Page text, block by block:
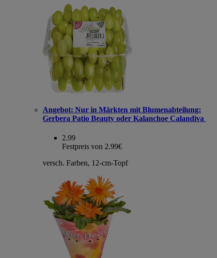
Angebot: Nur in Märkten mit Blumenabteilung:
Gerbera Patio Beauty oder Kalanchoe Calandiva
2.99
Festpreis von 2.99€
versch. Farben, 12-cm-Topf